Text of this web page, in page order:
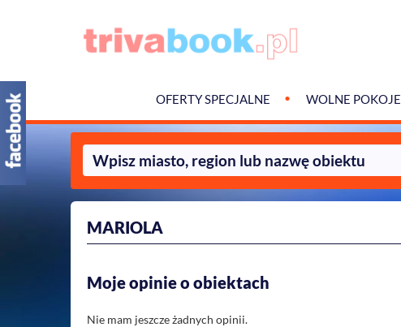
OFERTY SPECJALNE WOLNE POKOJE
MARIOLA
Moje opinie o obiektach
Nie mam jeszcze żadnych opinii.